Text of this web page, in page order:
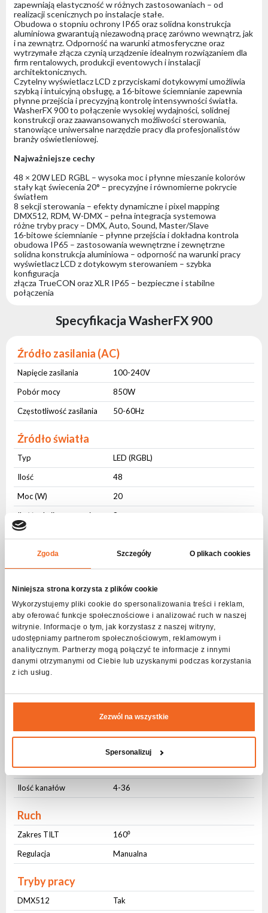
Zgoda Szczegóły O plikach cookies
Niniejsza strona korzysta z plików cookie
Wykorzystujemy pliki cookie do spersonalizowania treści i reklam,
aby oferować funkcje społecznościowe i analizować ruch w naszej
witrynie. Informacje o tym, jak korzystasz z naszej witryny,
udostępniamy partnerom społecznościowym, reklamowym i
analitycznym. Partnerzy mogą połączyć te informacje z innymi
danymi otrzymanymi od Ciebie lub uzyskanymi podczas korzystania
z ich usług.
Zezwól na wszystkie
Spersonalizuj
zapewniają elastyczność w różnych zastosowaniach – od
realizacji scenicznych po instalacje stałe.
Obudowa o stopniu ochrony IP65 oraz solidna konstrukcja
aluminiowa gwarantują niezawodną pracę zarówno wewnątrz, jak
i na zewnątrz. Odporność na warunki atmosferyczne oraz
wytrzymałe złącza czynią urządzenie idealnym rozwiązaniem dla
firm rentalowych, produkcji eventowych i instalacji
architektonicznych.
Czytelny wyświetlacz LCD z przyciskami dotykowymi umożliwia
szybką i intuicyjną obsługę, a 16-bitowe ściemnianie zapewnia
płynne przejścia i precyzyjną kontrolę intensywności światła.
WasherFX 900 to połączenie wysokiej wydajności, solidnej
konstrukcji oraz zaawansowanych możliwości sterowania,
stanowiące uniwersalne narzędzie pracy dla profesjonalistów
branży oświetleniowej.
Najważniejsze cechy
48 × 20W LED RGBL – wysoka moc i płynne mieszanie kolorów
stały kąt świecenia 20° – precyzyjne i równomierne pokrycie
światłem
8 sekcji sterowania – efekty dynamiczne i pixel mapping
DMX512, RDM, W-DMX – pełna integracja systemowa
różne tryby pracy – DMX, Auto, Sound, Master/Slave
16-bitowe ściemnianie – płynne przejścia i dokładna kontrola
obudowa IP65 – zastosowania wewnętrzne i zewnętrzne
solidna konstrukcja aluminiowa – odporność na warunki pracy
wyświetlacz LCD z dotykowym sterowaniem – szybka
konfiguracja
złącza TrueCON oraz XLR IP65 – bezpieczne i stabilne
połączenia
Specyfikacja WasherFX 900
Źródło zasilania (AC)
Napięcie zasilania
100-240V
Pobór mocy
850W
Częstotliwość zasilania
50-60Hz
Źródło światła
Typ
LED (RGBL)
Ilość
48
Moc (W)
20
Ilość sekcji sterowania
8
Płynne Mieszanie Kolorów
Ściemnianie
Ściemnianie 16 bit
Kąt świecenia
Kąt świecenia Stały (20⁰)
Częstotliwość
0Hz-20Hz
Tak
Ilość trybów
6
Ilość kanałów
4-36
Ruch
Zakres TILT
160⁰
Regulacja
Manualna
Tryby pracy
DMX512
Tak